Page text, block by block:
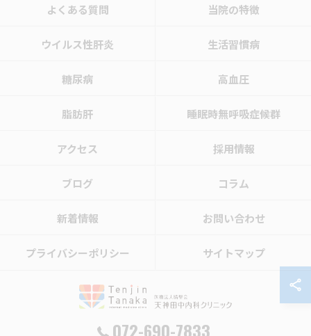
072-690-7833
よくある質問 当院の特徴
ウイルス性肝炎 生活習慣病
糖尿病 高血圧
脂肪肝 睡眠時無呼吸症候群
アクセス 採用情報
ブログ コラム
新着情報 お問い合わせ
プライバシーポリシー サイトマップ